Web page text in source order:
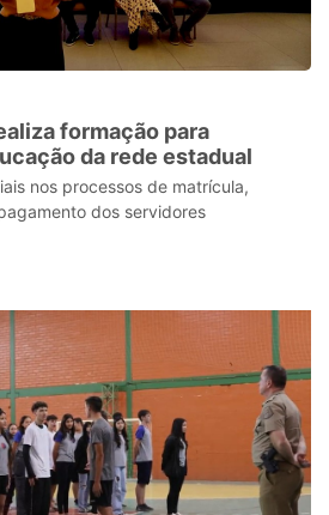
formação para
da rede estadual
nos processos de matrícula,
dos servidores